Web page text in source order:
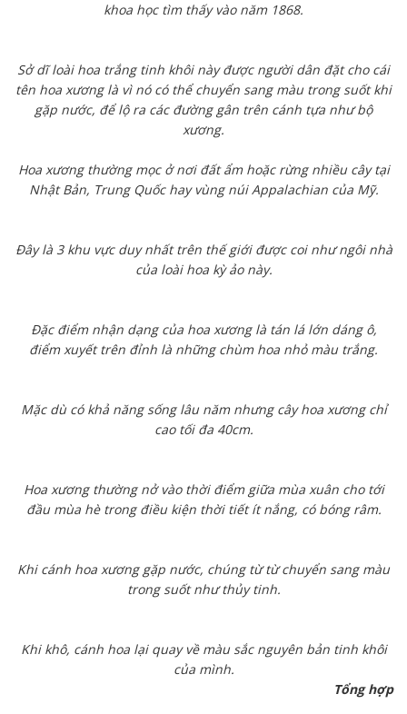
khoa học tìm thấy vào năm 1868.
Sở dĩ loài hoa trắng tinh khôi nàyđược người dân đặt cho cái
tên hoa xương là vì nó có thể chuyển sang màu trong suốt khi
gặp nước, để lộ ra các đường gân trên cánh tựa như bộ
xương.
Hoa xương thường mọc ở nơi đất ẩm hoặc rừng nhiều cây tại
Nhật Bản, Trung Quốc hay vùng núi Appalachian của Mỹ.
Đây là 3 khu vực duy nhất trên thế giới được coi như ngôi nhà
của loài hoa kỳ ảo này.
Đặc điểm nhận dạng của hoa xương là tán lá lớn dáng ô,
điểm xuyết trên đỉnh là những chùm hoa nhỏ màu trắng.
Mặc dù có khả năng sống lâu năm nhưng cây hoa xương chỉ
cao tối đa 40cm.
Hoa xương thường nở vào thời điểm giữa mùa xuân cho tới
đầu mùa hè trong điều kiện thời tiết ít nắng, có bóng râm.
Khi cánh hoa xương gặp nước, chúng từ từ chuyển sang màu
trong suốt như thủy tinh.
Khi khô, cánh hoa lại quay về màu sắc nguyên bản tinh khôi
của mình.
Tổng hợp